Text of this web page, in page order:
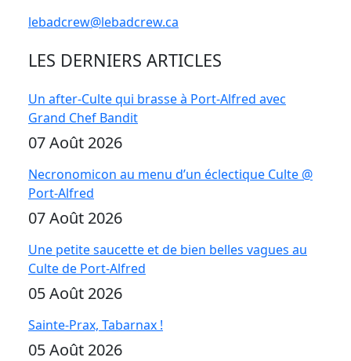
lebadcrew@lebadcrew.ca
LES DERNIERS ARTICLES
Un after-Culte qui brasse à Port-Alfred avec
Grand Chef Bandit
07 Août 2026
Necronomicon au menu d’un éclectique Culte @
Port-Alfred
07 Août 2026
Une petite saucette et de bien belles vagues au
Culte de Port-Alfred
05 Août 2026
Sainte-Prax, Tabarnax !
05 Août 2026